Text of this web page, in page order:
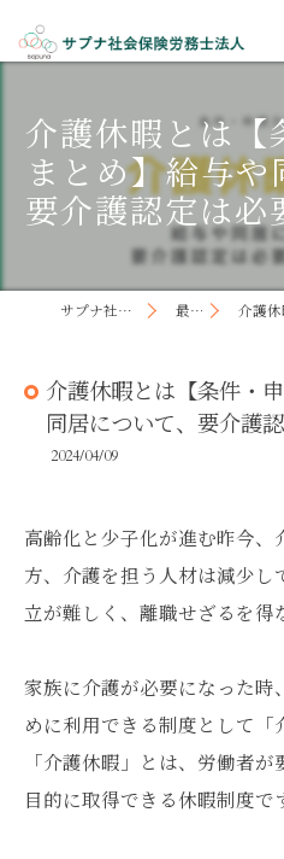
介護休暇とは【
まとめ】給与や
要介護認定は必
サプナ社会保険労務士法人 最新記事 介護休暇とは【
介護休暇とは【条件・
同居について、要介護
2024/04/09
高齢化と少子化が進む昨今
方、介護を担う人材は減少
立が難しく、離職せざるを得
家族に介護が必要になった時
めに利用できる制度として「
「介護休暇」とは、労働者
目的に取得できる休暇制度で